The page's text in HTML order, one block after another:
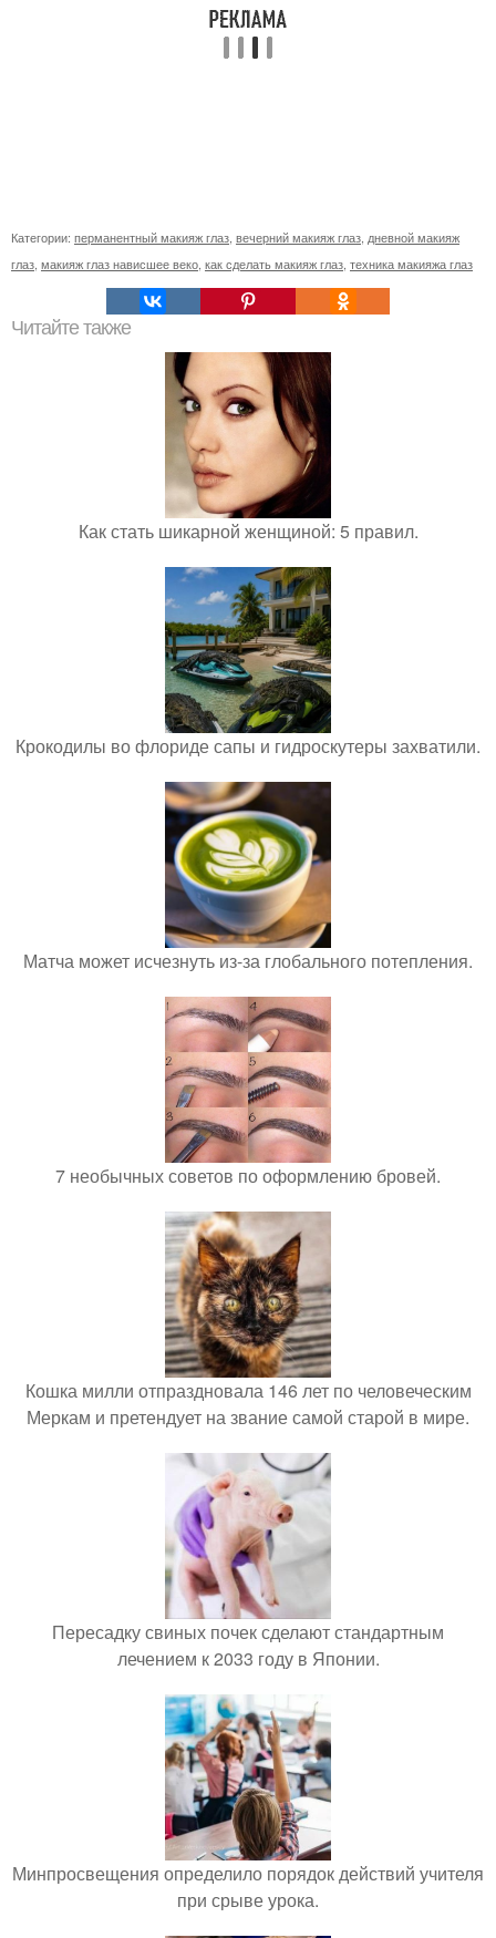
Категории: перманентный макияж глаз вечерний макияж глаз дневной макияж
глаз макияж глаз нависшее веко как сделать макияж глаз техника макияжа глаз
Читайте также
Как стать шикарной женщиной: 5 правил.
Крокодилы во флориде сапы и гидроскутеры захватили.
Матча может исчезнуть из-за глобального потепления.
7 необычных советов по оформлению бровей.
Кошка милли отпраздновала 146 лет по человеческим
Меркам и претендует на звание самой старой в мире.
Пересадку свиных почек сделают стандартным
лечением к 2033 году в Японии.
Минпросвещения определило порядок действий учителя
при срыве урока.